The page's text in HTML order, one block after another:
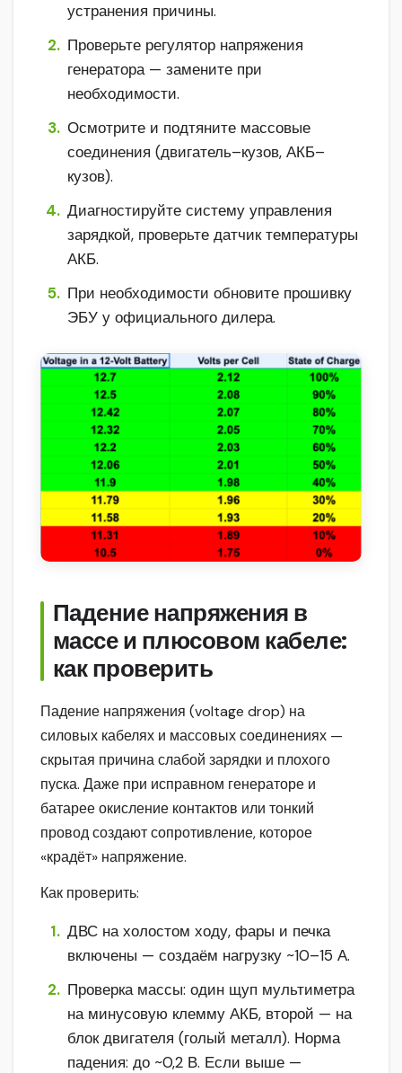
устранения причины.
Проверьте регулятор напряжения
генератора — замените при
необходимости.
Осмотрите и подтяните массовые
соединения (двигатель–кузов, АКБ–
кузов).
Диагностируйте систему управления
зарядкой, проверьте датчик температуры
АКБ.
При необходимости обновите прошивку
ЭБУ у официального дилера.
Падение напряжения в
массе и плюсовом кабеле:
как проверить
Падение напряжения (voltage drop) на
силовых кабелях и массовых соединениях —
скрытая причина слабой зарядки и плохого
пуска. Даже при исправном генераторе и
батарее окисление контактов или тонкий
провод создают сопротивление, которое
«крадёт» напряжение.
Как проверить:
ДВС на холостом ходу, фары и печка
включены — создаём нагрузку ~10–15 А.
Проверка массы: один щуп мультиметра
на минусовую клемму АКБ, второй — на
блок двигателя (голый металл). Норма
падения: до ~0,2 В. Если выше —